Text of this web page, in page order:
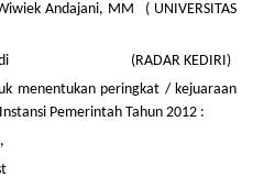
MM ( UNIVERSITAS
(RADAR KEDIRI)
menentukan peringkat / kejuaraan
Pemerintah Tahun 2012 :